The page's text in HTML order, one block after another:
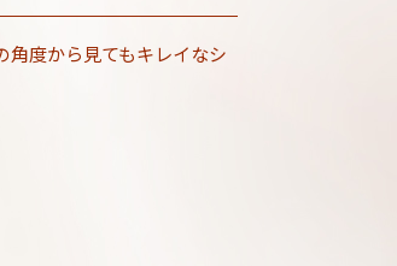
角度から見てもキレイなシ